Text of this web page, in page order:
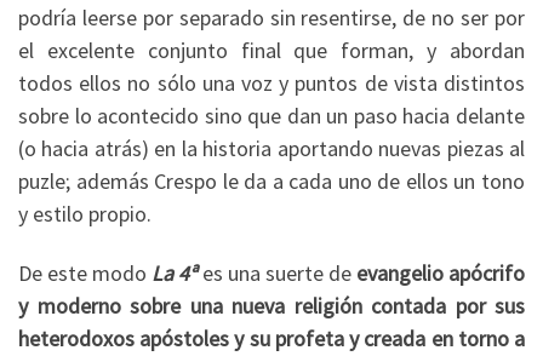
podría leerse por separado sin resentirse, de no ser por
el excelente conjunto final que forman, y abordan
todos ellos no sólo una voz y puntos de vista distintos
sobre lo acontecido sino que dan un paso hacia delante
(o hacia atrás) en la historia aportando nuevas piezas al
puzle; además Crespo le da a cada uno de ellos un tono
y estilo propio.
De este modo La 4ªes una suerte de evangelio apócrifo
y moderno sobre una nueva religión contada por sus
heterodoxos apóstoles y su profeta y creada en torno a